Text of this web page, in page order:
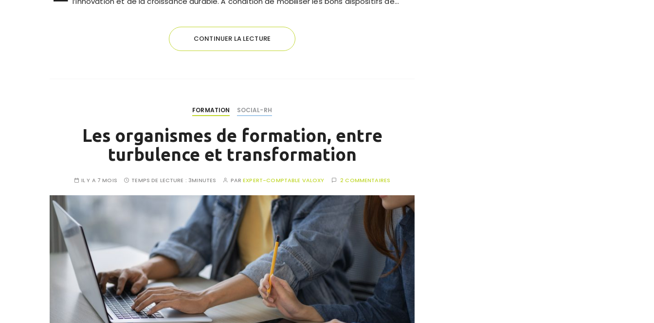
CONTINUER LA LECTURE
FORMATION SOCIAL-RH
Les organismes de formation, entre
turbulence et transformation
IL Y A 7 MOIS TEMPS DE LECTURE : 3MINUTES PAREXPERT-COMPTABLE VALOXY 2 COMMENTAIRES